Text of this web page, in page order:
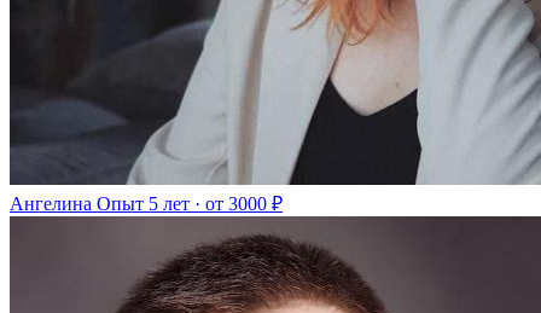
Ангелина Опыт 5 лет · от 3000 ₽